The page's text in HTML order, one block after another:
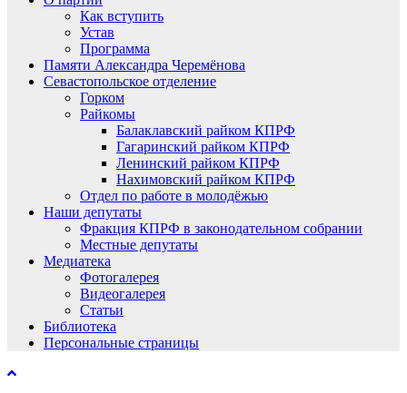
Как вступить
Устав
Программа
Памяти Александра Черемёнова
Севастопольское отделение
Горком
Райкомы
Балаклавский райком КПРФ
Гагаринский райком КПРФ
Ленинский райком КПРФ
Нахимовский райком КПРФ
Отдел по работе в молодёжью
Наши депутаты
Фракция КПРФ в законодательном собрании
Местные депутаты
Медиатека
Фотогалерея
Видеогалерея
Статьи
Библиотека
Персональные страницы